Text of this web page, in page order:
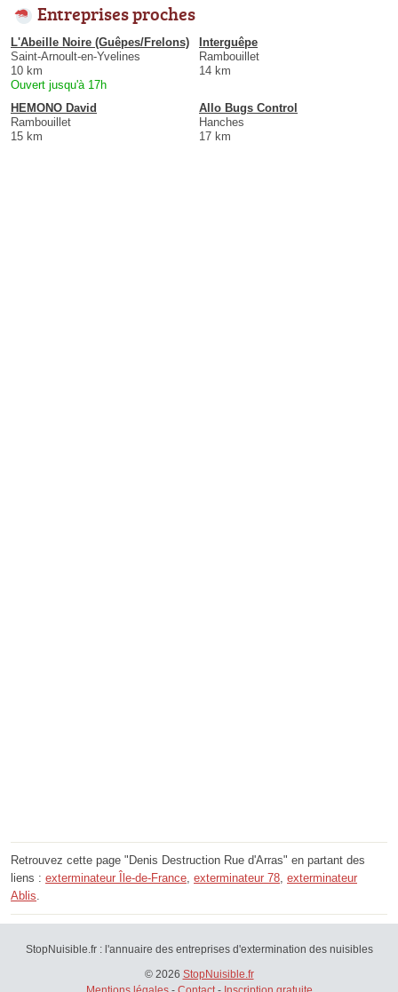
Entreprises proches
L'Abeille Noire (Guêpes/Frelons)
Saint-Arnoult-en-Yvelines
10 km
Ouvert jusqu'à 17h
Interguêpe
Rambouillet
14 km
HEMONO David
Rambouillet
15 km
Allo Bugs Control
Hanches
17 km
Retrouvez cette page "Denis Destruction Rue d'Arras" en partant des
liens : exterminateur Île-de-France, exterminateur 78, exterminateur
Ablis.
StopNuisible.fr : l'annuaire des entreprises d'extermination des nuisibles
© 2026 StopNuisible.fr